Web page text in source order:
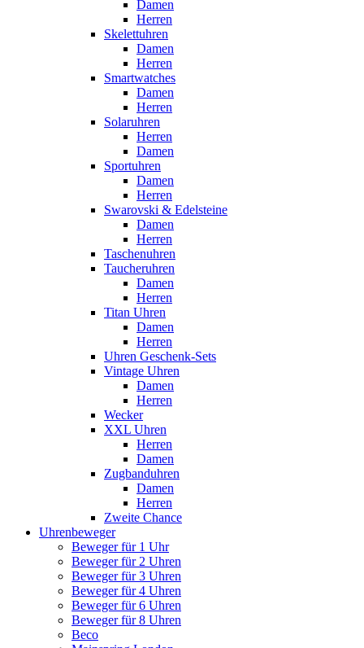
Damen
Herren
Skelettuhren
Damen
Herren
Smartwatches
Damen
Herren
Solaruhren
Herren
Damen
Sportuhren
Damen
Herren
Swarovski & Edelsteine
Damen
Herren
Taschenuhren
Taucheruhren
Damen
Herren
Titan Uhren
Damen
Herren
Uhren Geschenk-Sets
Vintage Uhren
Damen
Herren
Wecker
XXL Uhren
Herren
Damen
Zugbanduhren
Damen
Herren
Zweite Chance
Uhrenbeweger
Beweger für 1 Uhr
Beweger für 2 Uhren
Beweger für 3 Uhren
Beweger für 4 Uhren
Beweger für 6 Uhren
Beweger für 8 Uhren
Beco